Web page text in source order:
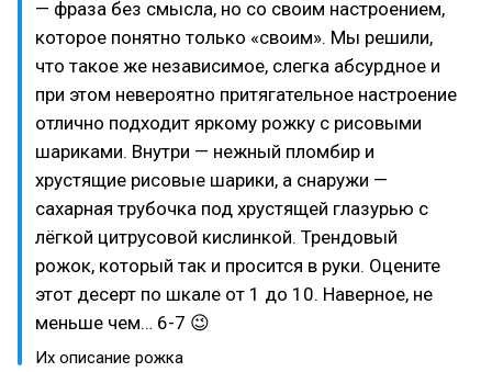
— фраза без смысла, но со своим настроением,
которое понятно только «своим». Мы решили,
что такое же независимое, слегка абсурдное и
при этом невероятно притягательное настроение
отлично подходит яркому рожку с рисовыми
шариками. Внутри — нежный пломбир и
хрустящие рисовые шарики, а снаружи —
сахарная трубочка под хрустящей глазурью с
лёгкой цитрусовой кислинкой. Трендовый
рожок, который так и просится в руки. Оцените
этот десерт по шкале от 1 до 10. Наверное, не
меньше чем… 6-7 😉
Их описание рожка